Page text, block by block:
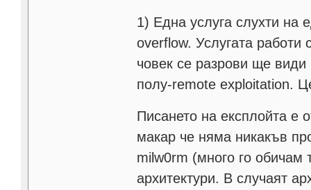
1) Една услуга слухти на
overflow. Услугата
човек се разрови ще
полу-remote exploitation.
Писането на експлойта е
макар че няма никакъв
milw0rm (много го обичам
архитектури. В случаят